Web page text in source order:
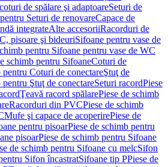
de spălare şi adaptoareSeturi de
Seturi de renovareCapace de
integrateAlte accesoriiRacorduri de
pisoare şi bideuriSifoane pentru vase de
pentru Sifoane pentru vase de WC
schimb pentru SifoaneCoturi de
pentru Coturi de conectareŞtuţ de
pentru Ştuţ de conectareSeturi racordPiese
Ţeavă racord spălarePiese de schimb
Racorduri din PVCPiese de schimb
Mufe şi capace de acoperirePiese de
pentru pisoarPiese de schimb pentru
pisoarPiese de schimb pentru Sifoane
de schimb pentru Sifoane cu melcSifon
Sifon încastratSifoane tip PPiese de